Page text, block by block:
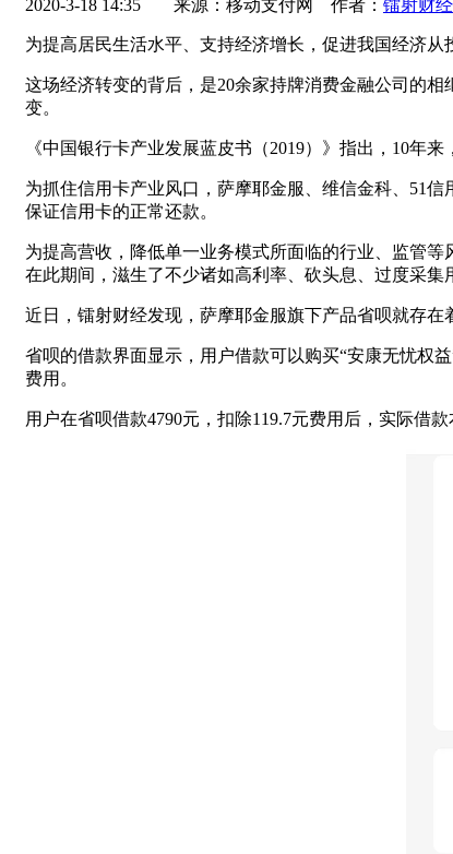
2020-3-18 14:35 来源：移动支付网 作者： 镭射财经
为提高居民生活水平、支持经济增长，促进我国经济从
这场经济转变的背后，是20余家持牌消费金融公司的
变。
《中国银行卡产业发展蓝皮书（2019）》指出，10年
为抓住信用卡产业风口，萨摩耶金服、维信金科、51
保证信用卡的正常还款。
为提高营收，降低单一业务模式所面临的行业、监管
在此期间，滋生了不少诸如高利率、砍头息、过度采集
近日，镭射财经发现，萨摩耶金服旗下产品省呗就存在
省呗的借款界面显示，用户借款可以购买“安康无忧权
费用。
用户在省呗借款4790元，扣除119.7元费用后，实际借